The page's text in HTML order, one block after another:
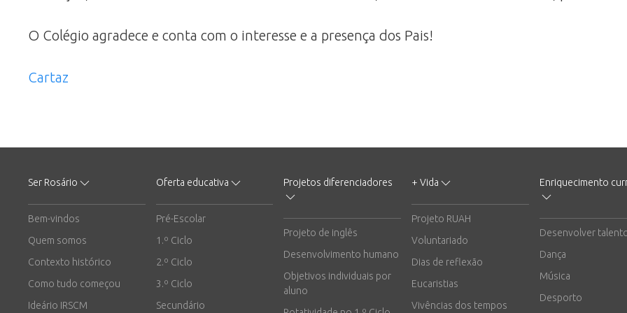
O Colégio agradece e conta com o interesse e a presença dos Pais!
Cartaz
Ser Rosário
Bem-vindos
Quem somos
Contexto histórico
Como tudo começou
Ideário IRSCM
Oferta educativa
Pré-Escolar
1.º Ciclo
2.º Ciclo
3.º Ciclo
Secundário
Projetos diferenciadores
Projeto de inglês
Desenvolvimento humano
Objetivos individuais por
aluno
+ Vida
Projeto RUAH
Voluntariado
Dias de reflexão
Eucaristias
Vivências dos tempos
Enriquecimento
Desenvolver
Dança
Música
Desporto